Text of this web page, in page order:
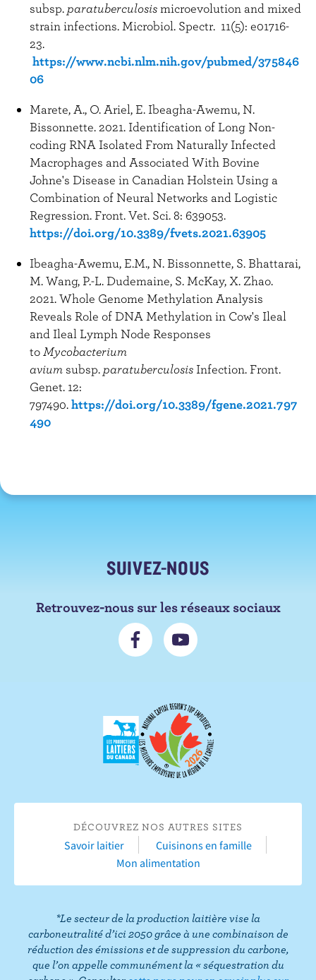
subsp. paratuberculosismicroevolution and mixed
strain infections. Microbiol. Spectr. 11(5): e01716-
23.
https://www.ncbi.nlm.nih.gov/pubmed/375846
06
Marete, A., O. Ariel, E. Ibeagha-Awemu, N.
Bissonnette. 2021. Identification of Long Non-
coding RNA Isolated From Naturally Infected
Macrophages and Associated With Bovine
Johne's Disease in Canadian Holstein Using a
Combination of Neural Networks and Logistic
Regression. Front. Vet. Sci. 8: 639053.
https://doi.org/10.3389/fvets.2021.63905
Ibeagha-Awemu, E.M., N. Bissonnette, S. Bhattarai,
M. Wang, P.-L. Dudemaine, S. McKay, X. Zhao.
2021. Whole Genome Methylation Analysis
Reveals Role of DNA Methylation in Cow's Ileal
and Ileal Lymph Node Responses
toMycobacterium
aviumsubsp. paratuberculosisInfection. Front.
Genet. 12:
797490.https://doi.org/10.3389/fgene.2021.797
490
SUIVEZ-NOUS
Retrouvez-nous sur les réseaux sociaux
N
o
u
i
v
s
u
F
e
b
o
o
S
'
o
n
n
e
r
u
r
Y
o
u
b
e
DÉCOUVREZ NOS AUTRES SITES
Savoir laitier
Cuisinons en famille
Mon alimentation
*Le secteur de la production laitière vise la
carboneutralité d’ici 2050 grâce à une combinaison de
réduction des émissions et de suppression du carbone,
que l’on appelle communément la « séquestration du